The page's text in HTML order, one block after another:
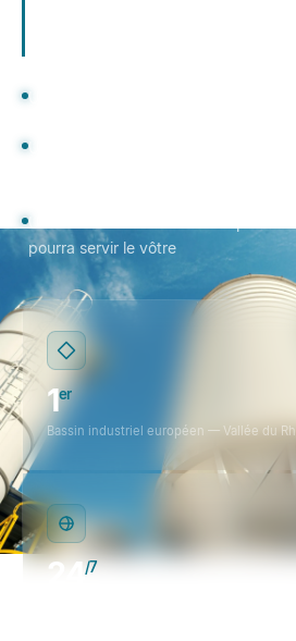
pourra servir le vôtre
1er
Bassin industriel européen — Vallée du
24/7